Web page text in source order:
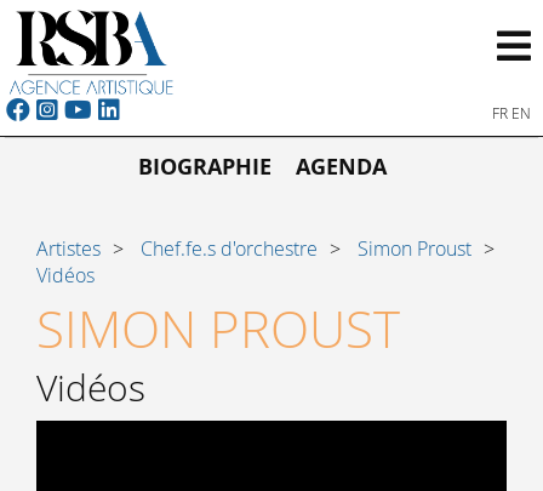
FR EN
BIOGRAPHIE AGENDA
Artistes Chef.fe.s d'orchestre
Simon Proust
Vidéos
SIMON PROUST
Vidéos